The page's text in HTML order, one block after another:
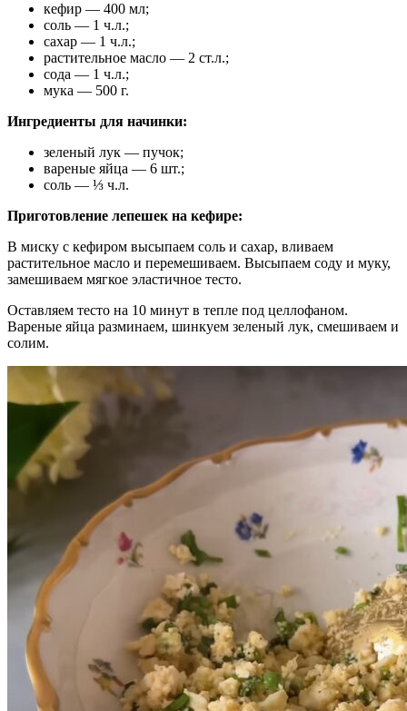
кефир — 400 мл;
соль — 1 ч.л.;
сахар — 1 ч.л.;
растительное масло — 2 ст.л.;
сода — 1 ч.л.;
мука — 500 г.
Ингредиенты для начинки:
зеленый лук — пучок;
вареные яйца — 6 шт.;
соль — ⅓ ч.л.
Приготовление лепешек на кефире:
В миску с кефиром высыпаем соль и сахар, вливаем
растительное масло и перемешиваем. Высыпаем соду и муку,
замешиваем мягкое эластичное тесто.
Оставляем тесто на 10 минут в тепле под целлофаном.
Вареные яйца разминаем, шинкуем зеленый лук, смешиваем и
солим.